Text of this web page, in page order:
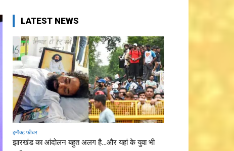
LATEST NEWS
इम्पैक्ट फीचर
झारखंड का आंदोलन बहुत अलग है…और यहां के युवा भी